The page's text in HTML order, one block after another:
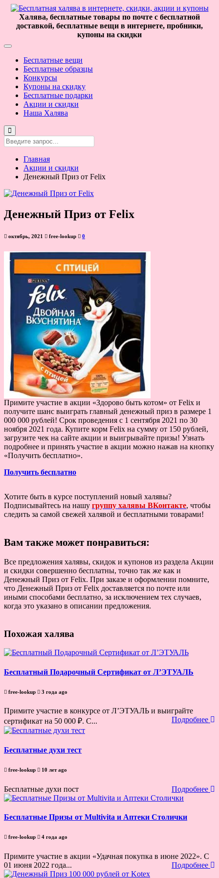
Халява, бесплатные товары по почте с бесплатной
доставкой, бесплатные вещи в интернете, пробники,
купоны на скидки
Бесплатные вещи
Бесплатные образцы
Конкурсы
Купоны на скидку
Бесплатные подарки
Акции и скидки
Наша Халява
Главная
Акции и скидки
Денежный Приз от Felix
Денежный Приз от Felix
октябрь, 2021 free-lookup 0
Примите участие в акции «Здорово быть котом» от Felix и
получите шанс выиграть главный денежный приз в размере 1
000 000 рублей! Срок проведения с 1 сентября 2021 по 30
ноября 2021 года. Купите корм Felix на сумму от 150 рублей,
загрузите чек на сайте акции и выигрывайте призы! Узнать
подробнее и принять участие в акции можно нажав на кнопку
«Получить бесплатно».
Получить бесплатно
Хотите быть в курсе поступлений новый халявы?
Подписывайтесь на нашу группу халявы ВКонтакте, чтобы
следить за самой свежей халявой и бесплатными товарами!
Вам также может понравиться:
Все предложения халявы, скидок и купонов из раздела Акции
и скидки совершенно бесплатны, точно так же как и
Денежный Приз от Felix. При заказе и оформлении помните,
что Денежный Приз от Felix доставляется по почте или
иными способами бесплатно, за исключением тех случаев,
когда это указано в описании предложения.
Похожая халява
Бесплатный Подарочный Сертификат от Л’ЭТУАЛЬ
free-lookup 3 года ago
Примите участие в конкурсе от Л’ЭТУАЛЬ и выиграйте
сертификат на 50 000 ₽. С...
Подробнее
Бесплатные духи тест
free-lookup 10 лет ago
Бесплатные духи пост Подробнее
Бесплатные Призы от Multivita и Аптеки Столички
free-lookup 4 года ago
Примите участие в акции «Удачная покупка в июне 2022». С
01 июня 2022 года...
Подробнее